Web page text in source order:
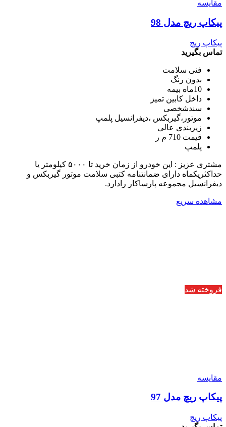
مقایسه
پیکاپ ریچ مدل 98
پیکاپ ریچ
تماس بگیرید
فنی سلامت
بدون رنگ
10ماه بیمه
داخل کابین تمیز
سندشخصی
موتور،گیربکس ،دیفرانسیل پلمپ
زیربندی عالی
قیمت 710 م ر
پلمپ
مشتری عزیز : این خودرو از زمان خرید تا ۵۰۰۰ کیلومتر یا
حداکثریکماه دارای ضمانتنامه کتبی سلامت موتور گیربکس و
دیفرانسیل مجموعه پارساکار رادارد.
مشاهده سریع
فروخته شد
مقایسه
پیکاپ ریچ مدل 97
پیکاپ ریچ